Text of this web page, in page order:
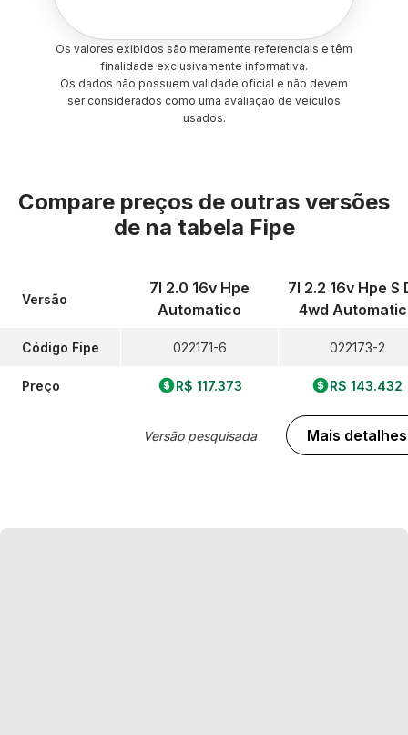
Os valores exibidos são meramente referenciais e têm
finalidade exclusivamente informativa.
Os dados não possuem validade oficial e não devem
ser considerados como uma avaliação de veículos
usados.
Compare preços de outras versões
de na tabela Fipe
Versão
Código Fipe
Preço
7l 2.0 16v Hpe
Automatico
022171-6
R$ 117.373
Versão pesquisada
7l 2.2 16v Hpe S
4wd
022173-2
R$ 143.432
Mais detalhes